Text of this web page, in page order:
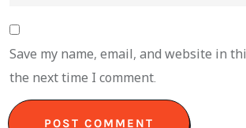
Save my name, email, and website in
the next time I comment.